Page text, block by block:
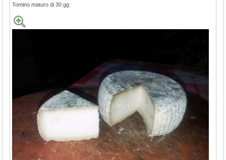
Tomino maturo di 30 gg